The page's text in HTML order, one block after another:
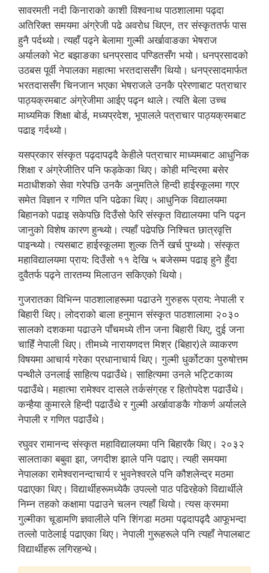
सावरमती नदी किनाराको काशी विश्वनाथ पाठशालामा पढ्दा
अतिरिक्त समयमा अंग्रेजी पढे अवरोध थिएन, तर संस्कृततर्फ पास
हुनै पर्दथ्यो। त्यहाँ पढ्ने बेलामा गुल्मी अर्खावाङका भेषराज
अर्यालको भेट बझाङका धनप्रसाद पण्डितसँग भयो। धनप्रसादको
उठबस पूर्वी नेपालका महात्मा भरतदाससँग थियो। धनप्रसादमार्फत
भरतदाससँग चिनजान भएका भेषराजले उनकै प्रेरणाबाट पत्राचार
पाठ्यक्रमबाट अंग्रेजीमा आईए पढ्न थाले। त्यति बेला उच्च
माध्यमिक शिक्षा बोर्ड, मध्यप्रदेश, भूपालले पत्राचार पाठ्यक्रमबाट
पढाइ गर्दथ्यो।
यसप्रकार संस्कृत पढ्दापढ्दै केहीले पत्राचार माध्यमबाट आधुनिक
शिक्षा र अंग्रेजीतिर पनि फड्केका थिए। कोही मन्दिरमा बसेर
मठाधीशको सेवा गरेपछि उनकै अनुमतिले हिन्दी हाईस्कूलमा गएर
समेत विज्ञान र गणित पनि पढेका थिए। आधुनिक विद्यालयमा
बिहानको पढाइ सकेपछि दिउँसो फेरि संस्कृत विद्यालयमा पनि पढ्न
जानुको विशेष कारण हुन्थ्यो। त्यहाँ पढेपछि निश्चित छात्रवृत्ति
पाइन्थ्यो। त्यसबाट हाईस्कूलमा शुल्क तिर्ने खर्च पुग्थ्यो। संस्कृत
महाविद्यालयमा प्राय: दिउँसो ११ देखि ५ बजेसम्म पढाइ हुने हुँदा
दुवैतर्फ पढ्ने तारतम्य मिलाउन सकिएको थियो।
गुजरातका विभिन्न पाठशालाहरूमा पढाउने गुरुहरू प्राय: नेपाली र
बिहारी थिए। लोदराको बाला हनुमान संस्कृत पाठशालामा २०३०
सालको दशकमा पढाउने पाँचमध्ये तीन जना बिहारी थिए, दुई जना
चाहिँ नेपाली थिए। तीमध्ये नारायणदत्त मिश्र (बिहार)ले व्याकरण
विषयमा आचार्य गरेका प्रधानाचार्य थिए। गुल्मी धुर्कोटका पुरुषोत्तम
पन्थीले उनलाई साहित्य पढाउँथे। साहित्यमा उनले भट्टिकाव्य
पढाउँथे। महात्मा रामेश्वर दासले तर्कसंग्रह र हितोपदेश पढाउँथे।
कन्हैया कुमारले हिन्दी पढाउँथे र गुल्मी अर्खावाङकै गोकर्ण अर्यालले
नेपाली र गणित पढाउँथे।
रघुवर रामानन्द संस्कृत महाविद्यालयमा पनि बिहारकै थिए। २०३२
सालताका बबुवा झा, जगदीश झाले पनि पढाए। त्यही समयमा
नेपालका रामेश्वरानन्दाचार्य र भुवनेश्वरले पनि कौशलेन्द्र मठमा
पढाएका थिए। विद्यार्थीहरूमध्येकै उपल्लो पाठ पढिरहेको विद्यार्थीले
निम्न तहको कक्षामा पढाउने चलन त्यहाँ थियो। त्यस क्रममा
गुल्मीका चूडामणि ज्ञवालीले पनि शिंगडा मठमा पढ्दापढ्दै आफूभन्दा
तल्लो पाठेलाई पढाएका थिए। नेपाली गुरूहरूले पनि त्यहाँ नेपालबाट
विद्यार्थीहरू लगिरहन्थे।